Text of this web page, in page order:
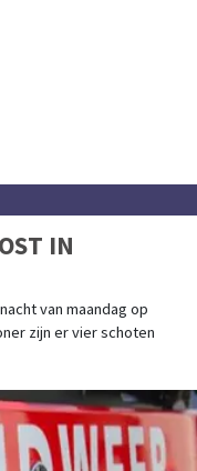
IN
van maandag op
zijn er vier schoten